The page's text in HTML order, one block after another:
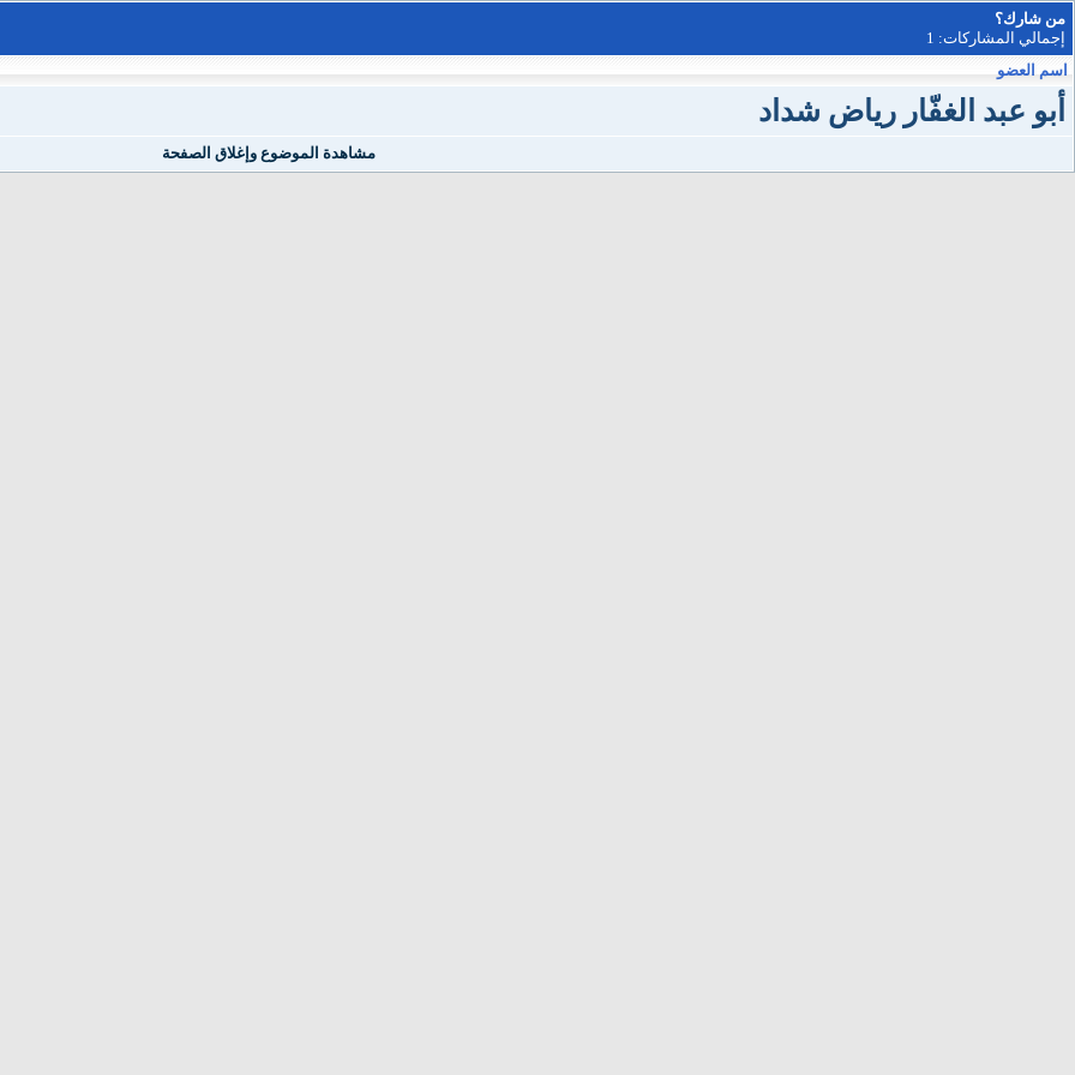
من شارك؟
إجمالي المشاركات: 1
اسم العضو
أبو عبد الغفّار رياض شداد
مشاهدة الموضوع وإغلاق الصفحة